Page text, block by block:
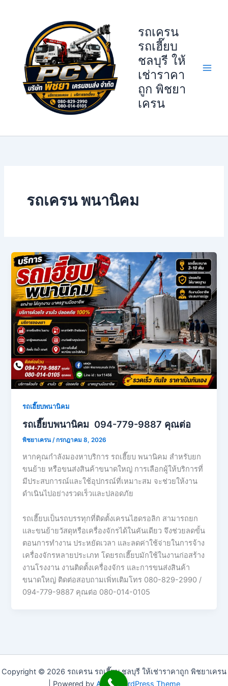
รถเครน
รถเฮี๊ยบ
ชลบุรี ให้
เช่าราคา
ถูก พิชยา
เครน
รถเครน พนานิคม
รถเฮี๊ยบพนานิคม
รถเฮี๊ยบพนานิคม 094-779-9887 คุณต่อ
พิชยาเครน /กรกฎาคม 8, 2026
หากคุณกำลังมองหาบริการ รถเฮี๊ยบ พนานิคม สำหรับยก
ขนย้าย หรือขนส่งสินค้าขนาดใหญ่ การเลือกผู้ให้บริการที่
มีประสบการณ์และใช้อุปกรณ์ที่เหมาะสม จะช่วยให้งาน
ดำเนินไปอย่างรวดเร็วและปลอดภัย
รถเฮี๊ยบเป็นรถบรรทุกที่ติดตั้งเครนไฮดรอลิก สามารถยก
และขนย้ายวัสดุหรือเครื่องจักรได้ในคันเดียว จึงช่วยลดขั้น
ตอนการทำงาน ประหยัดเวลา และลดค่าใช้จ่ายในการจ้าง
เครื่องจักรหลายประเภท โดยรถเฮี๊ยบมักใช้ในงานก่อสร้าง
งานโรงงาน งานติดตั้งเครื่องจักร และการขนส่งสินค้า
ขนาดใหญ่ ติดต่อสอบถามเพิ่ทเติมโทร 080-829-2990 /
094-779-9887 คุณต่อ 080-014-0105
Copyright © 2026 รถเครน รถเฮี๊ยบ ชลบุรี ให้เช่าราคาถูก พิชยาเครน
| Powered by Astra WordPress Theme